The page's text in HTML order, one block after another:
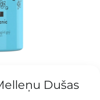
Dušas